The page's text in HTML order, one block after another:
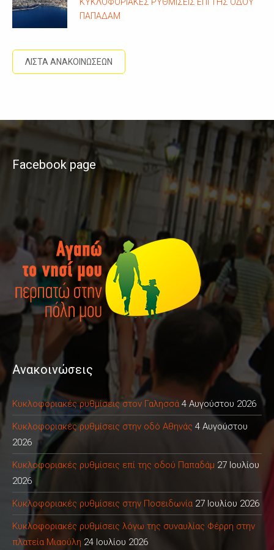
ΚΥΚΛΟΦΟΡΙΑΚΈΣ ΡΥΘΜΊΣΕΙΣ ΕΠΊ ΤΗΣ ΟΔΟΎ
ΠΑΠΑΔΆΜ
ΛΙΣΤΑ ΑΝΑΚΟΙΝΩΣΕΩΝ
Facebook page
Ανακοινώσεις
Κυκλοφοριακές ρυθμίσεις στον Γαλησσά 4 Αυγούστου 2026
Κυκλοφοριακές ρυθμίσεις στην οδό Αθηνάς 4 Αυγούστου
2026
Κυκλοφοριακές ρυθμίσεις επί της οδού Παπαδάμ 27 Ιουλίου
2026
Κυκλοφοριακές ρυθμίσεις στην Ποσειδωνία 27 Ιουλίου 2026
Κυκλοφοριακές ρυθμίσεις λόγω της συναυλίας Φέρρη στην
πλατεία Μιαούλη 24 Ιουλίου 2026